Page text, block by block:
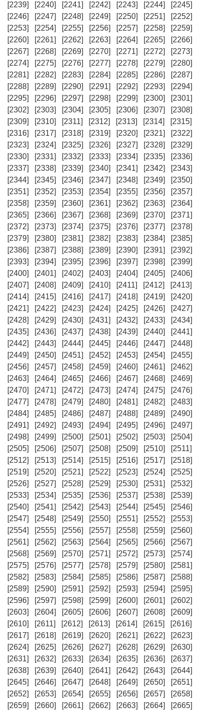
[2239]
[2240] [2241] [2242] [2243] [2244]
[2245]
[2246]
[2247] [2248] [2249] [2250] [2251]
[2252]
[2253]
[2254] [2255] [2256] [2257] [2258]
[2259]
[2260]
[2261] [2262] [2263] [2264] [2265]
[2266]
[2267]
[2268] [2269] [2270] [2271] [2272]
[2273]
[2274]
[2275] [2276] [2277] [2278] [2279]
[2280]
[2281]
[2282] [2283] [2284] [2285] [2286]
[2287]
[2288]
[2289] [2290] [2291] [2292] [2293]
[2294]
[2295]
[2296] [2297] [2298] [2299] [2300]
[2301]
[2302]
[2303] [2304] [2305] [2306] [2307]
[2308]
[2309]
[2310] [2311] [2312] [2313] [2314]
[2315]
[2316]
[2317] [2318] [2319] [2320] [2321]
[2322]
[2323]
[2324] [2325] [2326] [2327] [2328]
[2329]
[2330]
[2331] [2332] [2333] [2334] [2335]
[2336]
[2337]
[2338] [2339] [2340] [2341] [2342]
[2343]
[2344]
[2345] [2346] [2347] [2348] [2349]
[2350]
[2351]
[2352] [2353] [2354] [2355] [2356]
[2357]
[2358]
[2359] [2360] [2361] [2362] [2363]
[2364]
[2365]
[2366] [2367] [2368] [2369] [2370]
[2371]
[2372]
[2373] [2374] [2375] [2376] [2377]
[2378]
[2379]
[2380] [2381] [2382] [2383] [2384]
[2385]
[2386]
[2387] [2388] [2389] [2390] [2391]
[2392]
[2393]
[2394] [2395] [2396] [2397] [2398]
[2399]
[2400]
[2401] [2402] [2403] [2404] [2405]
[2406]
[2407]
[2408] [2409] [2410] [2411] [2412]
[2413]
[2414]
[2415] [2416] [2417] [2418] [2419]
[2420]
[2421]
[2422] [2423] [2424] [2425] [2426]
[2427]
[2428]
[2429] [2430] [2431] [2432] [2433]
[2434]
[2435]
[2436] [2437] [2438] [2439] [2440]
[2441]
[2442]
[2443] [2444] [2445] [2446] [2447]
[2448]
[2449]
[2450] [2451] [2452] [2453] [2454]
[2455]
[2456]
[2457] [2458] [2459] [2460] [2461]
[2462]
[2463]
[2464] [2465] [2466] [2467] [2468]
[2469]
[2470]
[2471] [2472] [2473] [2474] [2475]
[2476]
[2477]
[2478] [2479] [2480] [2481] [2482]
[2483]
[2484]
[2485] [2486] [2487] [2488] [2489]
[2490]
[2491]
[2492] [2493] [2494] [2495] [2496]
[2497]
[2498]
[2499] [2500] [2501] [2502] [2503]
[2504]
[2505]
[2506] [2507] [2508] [2509] [2510]
[2511]
[2512]
[2513] [2514] [2515] [2516] [2517]
[2518]
[2519]
[2520] [2521] [2522] [2523] [2524]
[2525]
[2526]
[2527] [2528] [2529] [2530] [2531]
[2532]
[2533]
[2534] [2535] [2536] [2537] [2538]
[2539]
[2540]
[2541] [2542] [2543] [2544] [2545]
[2546]
[2547]
[2548] [2549] [2550] [2551] [2552]
[2553]
[2554]
[2555] [2556] [2557] [2558] [2559]
[2560]
[2561]
[2562] [2563] [2564] [2565] [2566]
[2567]
[2568]
[2569] [2570] [2571] [2572] [2573]
[2574]
[2575]
[2576] [2577] [2578] [2579] [2580]
[2581]
[2582]
[2583] [2584] [2585] [2586] [2587]
[2588]
[2589]
[2590] [2591] [2592] [2593] [2594]
[2595]
[2596]
[2597] [2598] [2599] [2600] [2601]
[2602]
[2603]
[2604] [2605] [2606] [2607] [2608]
[2609]
[2610]
[2611] [2612] [2613] [2614] [2615]
[2616]
[2617]
[2618] [2619] [2620] [2621] [2622]
[2623]
[2624]
[2625] [2626] [2627] [2628] [2629]
[2630]
[2631]
[2632] [2633] [2634] [2635] [2636]
[2637]
[2638]
[2639] [2640] [2641] [2642] [2643]
[2644]
[2645]
[2646] [2647] [2648] [2649] [2650]
[2651]
[2652]
[2653] [2654] [2655] [2656] [2657]
[2658]
[2659]
[2660] [2661] [2662] [2663] [2664]
[2665]